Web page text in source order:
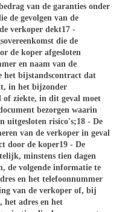
van de garanties onder
de gevolgen van de
verkoper dekt17 -
die de
de koper afgesloten
en naam van de
het bijstandscontract dat
in het bijzonder
of ziekte, in dit geval moet
bezorgen waarin
uitgesloten risico's;18 - De
van de verkoper in geval
door de koper19 - De
minstens tien dagen
de volgende informatie te
en het telefoonnummer
van de verkoper of, bij
het adres en het